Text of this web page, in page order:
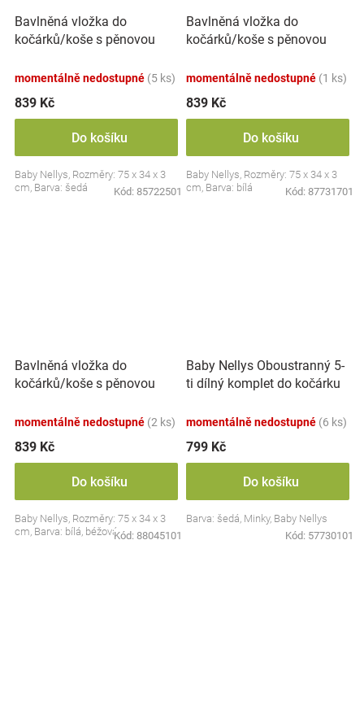
Bavlněná vložka do
kočárků/koše s pěnovou
momentálně nedostupné (5 ks)
839 Kč
Do košíku
Baby Nellys, Rozměry: 75 x 34 x 3
cm, Barva: šedá
Kód: 85722501
Bavlněná vložka do
kočárků/koše s pěnovou
momentálně nedostupné (1 ks)
839 Kč
Do košíku
Baby Nellys, Rozměry: 75 x 34 x 3
cm, Barva: bílá
Kód: 87731701
Bavlněná vložka do
kočárků/koše s pěnovou
béžová/bílá
momentálně nedostupné (2 ks)
839 Kč
Do košíku
Baby Nellys, Rozměry: 75 x 34 x 3
cm, Barva: bílá, béžováKód: 88045101
Baby Nellys Oboustranný 5-
ti dílný komplet do kočárku
šedá
momentálně nedostupné (6 ks)
799 Kč
Do košíku
Barva: šedá, Minky, Baby Nellys
Kód: 57730101